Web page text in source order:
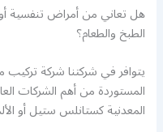
هل تعاني من أمراض تنفسية
الطبخ والطعام؟
يتوافر في شركتنا شركة
المستوردة من أهم الشركات
المعدنية كستانلس ستيل أو